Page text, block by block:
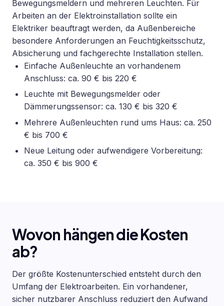
Bewegungsmeldern und mehreren Leuchten. Für
Arbeiten an der Elektroinstallation sollte ein
Elektriker beauftragt werden, da Außenbereiche
besondere Anforderungen an Feuchtigkeitsschutz,
Absicherung und fachgerechte Installation stellen.
Einfache Außenleuchte an vorhandenem
Anschluss: ca. 90 € bis 220 €
Leuchte mit Bewegungsmelder oder
Dämmerungssensor: ca. 130 € bis 320 €
Mehrere Außenleuchten rund ums Haus: ca. 250
€ bis 700 €
Neue Leitung oder aufwendigere Vorbereitung:
ca. 350 € bis 900 €
Wovon hängen die Kosten
ab?
Der größte Kostenunterschied entsteht durch den
Umfang der Elektroarbeiten. Ein vorhandener,
sicher nutzbarer Anschluss reduziert den Aufwand